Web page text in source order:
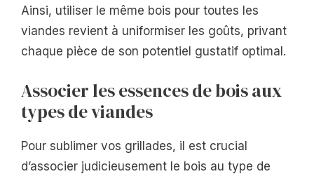
Ainsi, utiliser le même bois pour toutes les
viandes revient à uniformiser les goûts, privant
chaque pièce de son potentiel gustatif optimal.
Associer les essences de bois aux
types de viandes
Pour sublimer vos grillades, il est crucial
d’associer judicieusement le bois au type de